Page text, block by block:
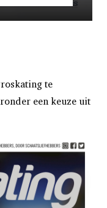
te
een keuze uit